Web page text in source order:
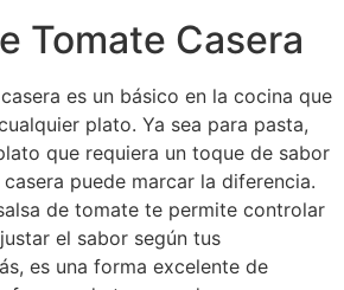
Tomate Casera
es un básico en la cocina que
plato. Ya sea para pasta,
que requiera un toque de sabor
puede marcar la diferencia.
de tomate te permite controlar
el sabor según tus
es una forma excelente de